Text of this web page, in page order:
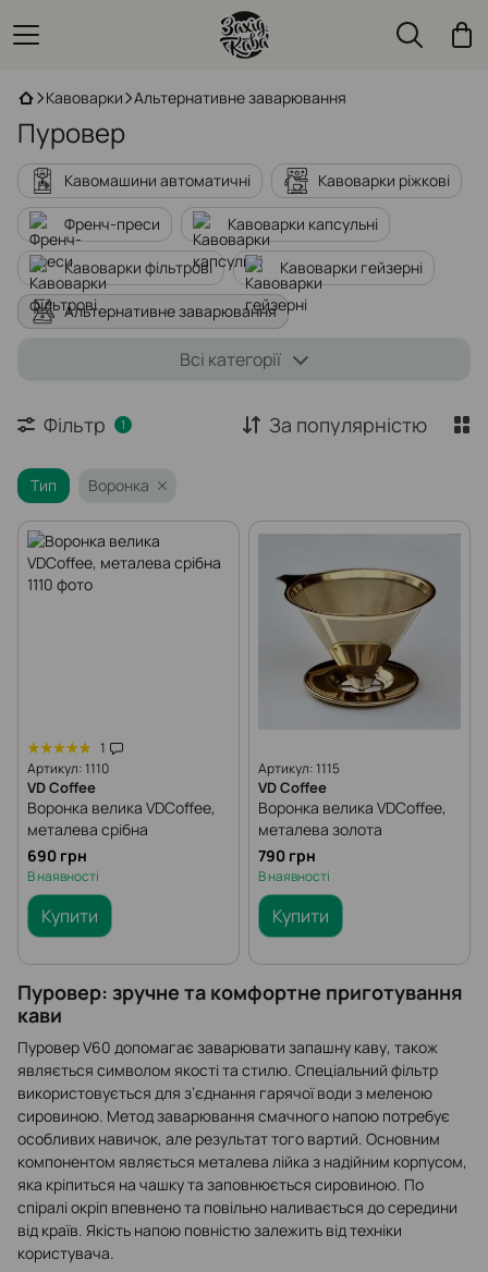
Кавоварки Альтернативне заварювання
Пуровер
Кавомашини автоматичні Кавоварки ріжкові
Френч-преси Кавоварки капсульні
Кавоварки фільтрові Кавоварки гейзерні
Альтернативне заварювання
Холодильники для молока
Всі категорії
Фільтр 1 За популярністю
Тип Воронка
1
Артикул: 1110
VD Coffee
Воронка велика VDCoffee,
металева срібна
690 грн
В наявності
Купити
Артикул: 1115
VD Coffee
Воронка велика VDCoffee,
металева золота
790 грн
В наявності
Купити
Пуровер: зручне та комфортне приготування
кави
Пуровер V60 допомагає заварювати запашну каву, також
являється символом якості та стилю. Спеціальний фільтр
використовується для з’єднання гарячої води з меленою
сировиною. Метод заварювання смачного напою потребує
особливих навичок, але результат того вартий. Основним
компонентом являється металева лійка з надійним корпусом,
яка кріпиться на чашку та заповнюється сировиною. По
спіралі окріп впевнено та повільно наливається до середини
від країв. Якість напою повністю залежить від техніки
користувача.